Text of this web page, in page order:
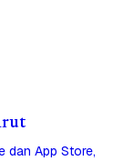
dan App Store,